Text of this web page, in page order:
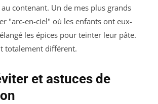
contenant. Un de mes plus grands
"arc-en-ciel" où les enfants ont eux-
les épices pour teinter leur pâte.
totalement différent.
et astuces de